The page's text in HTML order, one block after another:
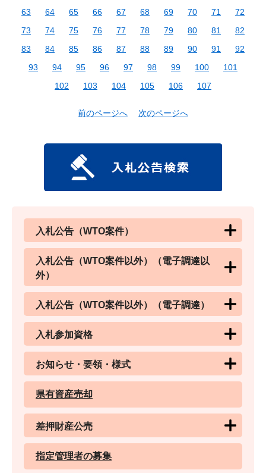
63
64 65 66 67 68 69 70 71
72
73
74 75 76 77 78 79 80 81
82
83
84 85 86 87 88 89 90 91
92
93
94 95 96 97 98 99 100
101
102
103 104 105 106 107
前のページへ 次のページへ
入札公告（WTO案件）
入札公告（WTO案件以外）（電子調達以
外）
入札公告（WTO案件以外）（電子調達）
入札参加資格
お知らせ・要領・様式
県有資産売却
差押財産公売
指定管理者の募集